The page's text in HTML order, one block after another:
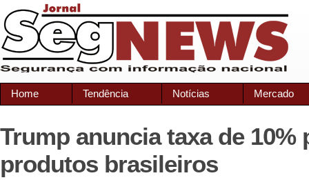
Home Tendência Notícias Mercado
Trump anuncia taxa de 10%
produtos brasileiros